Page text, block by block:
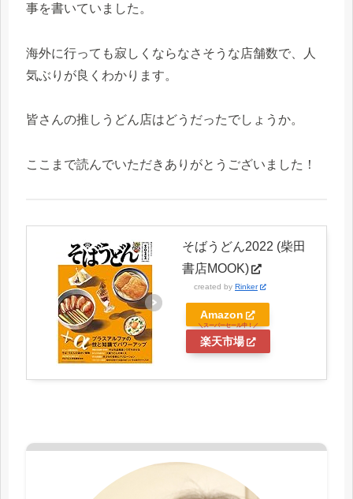
事を書いていました。
海外に行っても寂しくならなさそうな店舗数で、人
気ぶりが良くわかります。
皆さんの推しうどん店はどうだったでしょうか。
ここまで読んでいただきありがとうございました！
そばうどん2022 (柴田
書店MOOK)
created by Rinker
Amazon
楽天市場